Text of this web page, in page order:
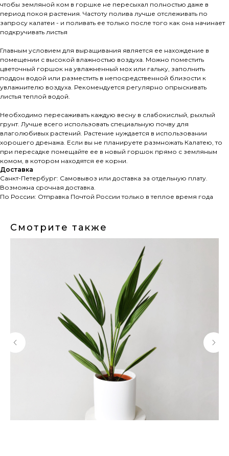
чтобы земляной ком в горшке не пересыхал полностью даже в
период покоя растения. Частоту полива лучше отслеживать по
запросу калатеи - и поливать ее только после того как она начинает
подкручивать листья
Главным условием для выращивания является ее нахождение в
помещении с высокой влажностью воздуха. Можно поместить
цветочный горшок на увлажненный мох или гальку, заполнить
поддон водой или разместить в непосредственной близости к
увлажнителю воздуха. Рекомендуется регулярно опрыскивать
листья теплой водой.
Необходимо пересаживать каждую весну в слабокислый, рыхлый
грунт. Лучше всего использовать специальную почву для
влаголюбивых растений. Растение нуждается в использовании
хорошего дренажа. Если вы не планируете размножать Калатею, то
при пересадке помещайте ее в новый горшок прямо с земляным
комом, в котором находятся ее корни.
Доставка
Санкт-Петербург: Самовывоз или доставка за отдельную плату.
Возможна срочная доставка.
По России: Отправка Почтой России только в теплое время года
Смотрите также